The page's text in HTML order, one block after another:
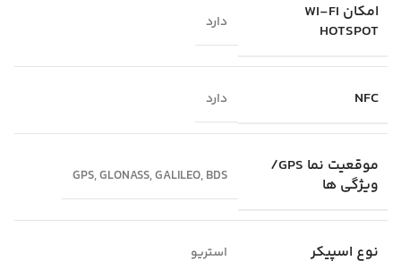
امکان WI-FI
HOTSPOT
دارد
NFC دارد
موقعیت‌ نما GPS/
ویژگی‌ ها
GPS, GLONASS, GALILEO, BDS
نوع اسپیکر استریو